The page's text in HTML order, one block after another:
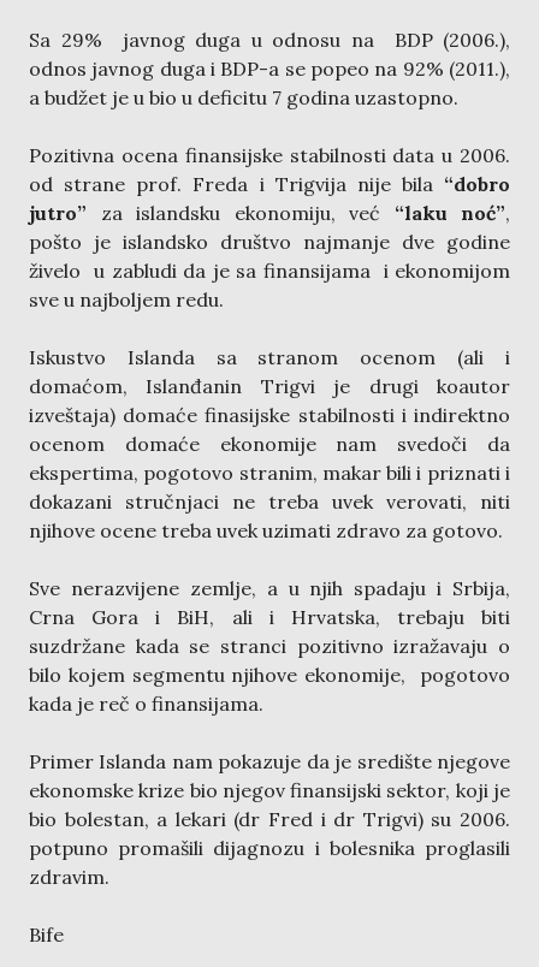
Sa 29% javnog duga u odnosu na BDP (2006.),
odnos javnog duga i BDP-a se popeo na 92% (2011.),
a budžet je u bio u deficitu 7 godina uzastopno.
Pozitivna ocena finansijske stabilnosti data u 2006.
od strane prof. Freda i Trigvija nije bila “dobro
jutro” za islandsku ekonomiju, već “laku noć”,
pošto je islandsko društvo najmanje dve godine
živelo u zabludi da je sa finansijama i ekonomijom
sve u najboljem redu.
Iskustvo Islanda sa stranom ocenom (ali i
domaćom, Islanđanin Trigvi je drugi koautor
izveštaja) domaće finasijske stabilnosti i indirektno
ocenom domaće ekonomije nam svedoči da
ekspertima, pogotovo stranim, makar bili i priznati i
dokazani stručnjaci ne treba uvek verovati, niti
njihove ocene treba uvek uzimati zdravo za gotovo.
Sve nerazvijene zemlje, a u njih spadaju i Srbija,
Crna Gora i BiH, ali i Hrvatska, trebaju biti
suzdržane kada se stranci pozitivno izražavaju o
bilo kojem segmentu njihove ekonomije, pogotovo
kada je reč o finansijama.
Primer Islanda nam pokazuje da je središte njegove
ekonomske krize bio njegov finansijski sektor, koji je
bio bolestan, a lekari (dr Fred i dr Trigvi) su 2006.
potpuno promašili dijagnozu i bolesnika proglasili
zdravim.
Bife